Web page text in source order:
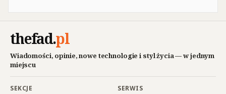
thefad.pl
Wiadomości, opinie, nowe technologie i styl życia — w jednym
miejscu
SEKCJE SERWIS